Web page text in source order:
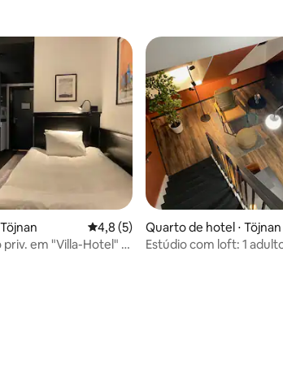
4,8 de uma avaliação média de 5, 5
4,8 (5)
em "Villa-Hotel" +
Quarto de hotel ⋅ Töjnan
Estúdio com loft: 1